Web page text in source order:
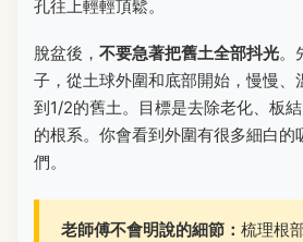
孔往上輕輕頂鬆。
脫盆後， 不要急著把舊土全部抖光。
子，從土球外圍和底部開始，慢慢、
到1/2的舊土。目標是去除老化、板
的根系。你會看到外圍有很多細白的
們。
老師傅不會明說的細節： 梳理根